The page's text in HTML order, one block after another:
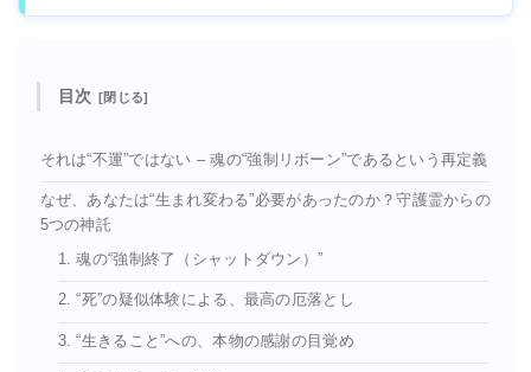
目次
それは“不運”ではない – 魂の“強制リボーン”であるという再定義
なぜ、あなたは“生まれ変わる”必要があったのか？守護霊からの
5つの神託
1. 魂の“強制終了（シャットダウン）”
2. “死”の疑似体験による、最高の厄落とし
3. “生きること”への、本物の感謝の目覚め